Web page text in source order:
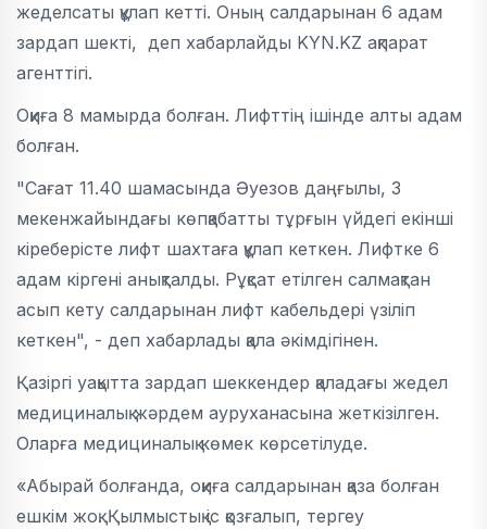
жеделсаты құлап кетті. Оның салдарынан 6 адам
зардап шекті, деп хабарлайды KYN.KZ ақпарат
агенттігі.
Оқиға 8 мамырда болған. Лифттің ішінде алты адам
болған.
"Сағат 11.40 шамасында Әуезов даңғылы, 3
мекенжайындағы көпқабатты тұрғын үйдегі екінші
кіреберісте лифт шахтаға құлап кеткен. Лифтке 6
адам кіргені анықталды. Рұқсат етілген салмақтан
асып кету салдарынан лифт кабельдері үзіліп
кеткен", - деп хабарлады қала әкімдігінен.
Қазіргі уақытта зардап шеккендер қаладағы жедел
медициналық жәрдем ауруханасына жеткізілген.
Оларға медициналық көмек көрсетілуде.
«Абырай болғанда, оқиға салдарынан қаза болған
ешкім жоқ. Қылмыстық іс қозғалып, тергеу